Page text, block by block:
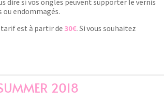
dire si vos ongles peuvent supporter le vernis
endommagés.
tarif est à partir de30€. Si vous souhaitez
2018